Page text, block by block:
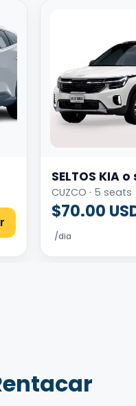
SELTOS KIA
CUZCO · 5 seats
$70.00
/dia